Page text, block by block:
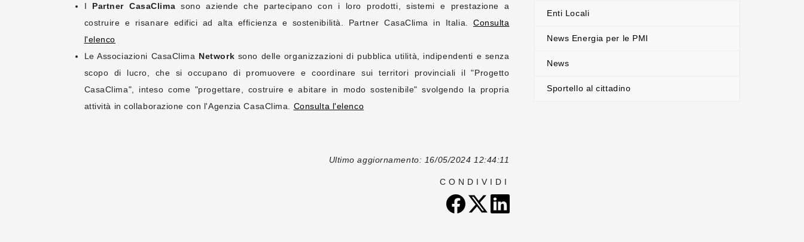
I Partner CasaClima sono aziende che partecipano con i loro prodotti, sistemi e prestazione a
costruire e risanare edifici ad alta efficienza e sostenibilità. Partner CasaClima in Italia.Consulta
l'elenco
Le Associazioni CasaClima Network sono delle organizzazioni di pubblica utilità, indipendenti e senza
scopo di lucro, che si occupano di promuovere e coordinare sui territori provinciali il "Progetto
CasaClima", inteso come "progettare, costruire e abitare in modo sostenibile" svolgendo la propria
attività in collaborazione con l'Agenzia CasaClima. Consulta l'elenco
Ultimo aggiornamento: 16/05/2024 12:44:11
CONDIVIDI
Enti Locali
News Energia per le PMI
News
Sportello al cittadino